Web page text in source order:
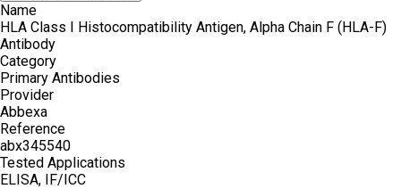
Name
HLA Class I Histocompatibility Antigen, Alpha Chain F (HLA-F)
Antibody
Category
Primary Antibodies
Provider
Abbexa
Reference
abx345540
Tested Applications
ELISA, IF/ICC